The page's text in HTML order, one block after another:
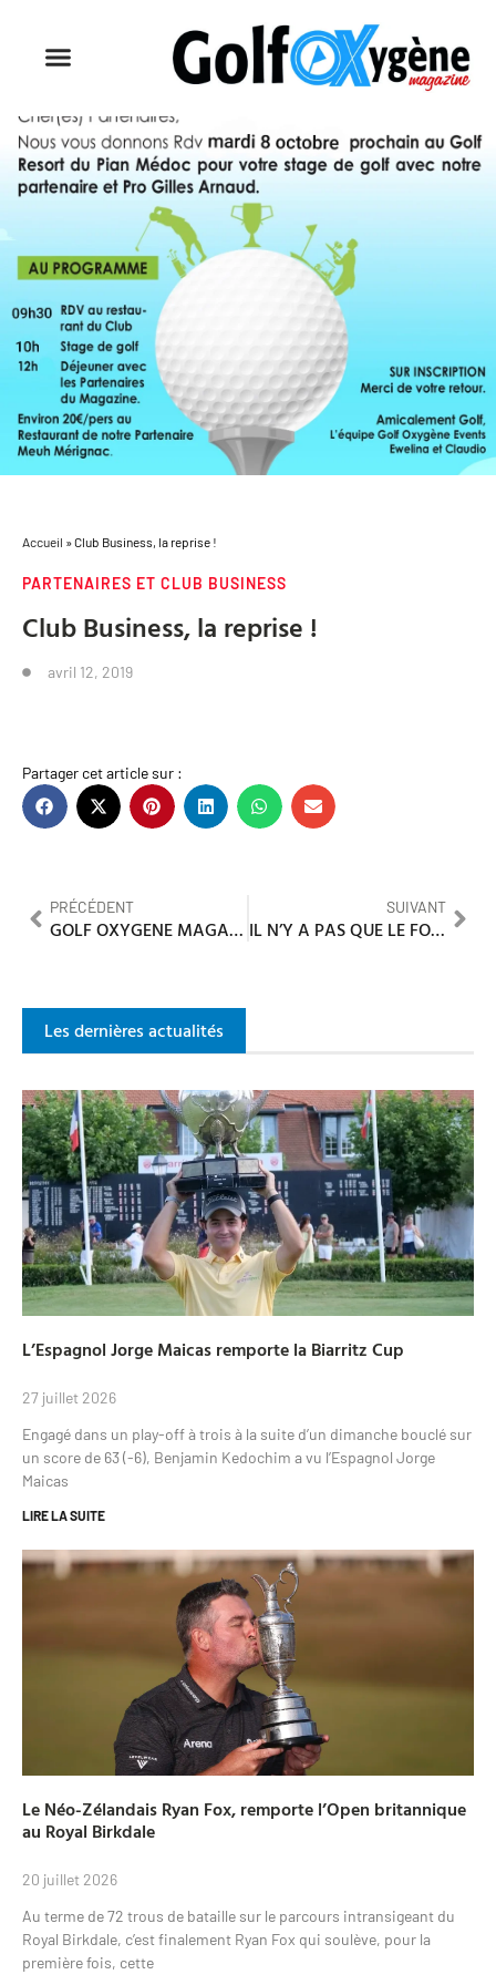
Accueil »Club Business, la reprise !
PARTENAIRES ET CLUB BUSINESS
Club Business, la reprise !
avril 12, 2019
Partager cet article sur :
PRÉCÉDENT
GOLF OXYGENE MAGAZINE
SUIVANT
IL N’Y A PAS QUE LE FOOTBALL A MADRID …IL Y A AUSSI DES PARCOURS DE GOLF
Les dernières actualités
L’Espagnol Jorge Maicas remporte la Biarritz Cup
27 juillet 2026
Engagé dans un play-off à trois à la suite d’un dimanche bouclé sur
un score de 63 (-6), Benjamin Kedochim a vu l’Espagnol Jorge
Maicas
LIRE LA SUITE
Le Néo-Zélandais Ryan Fox, remporte l’Open britannique
au Royal Birkdale
20 juillet 2026
Au terme de 72 trous de bataille sur le parcours intransigeant du
Royal Birkdale, c’est finalement Ryan Fox qui soulève, pour la
première fois, cette